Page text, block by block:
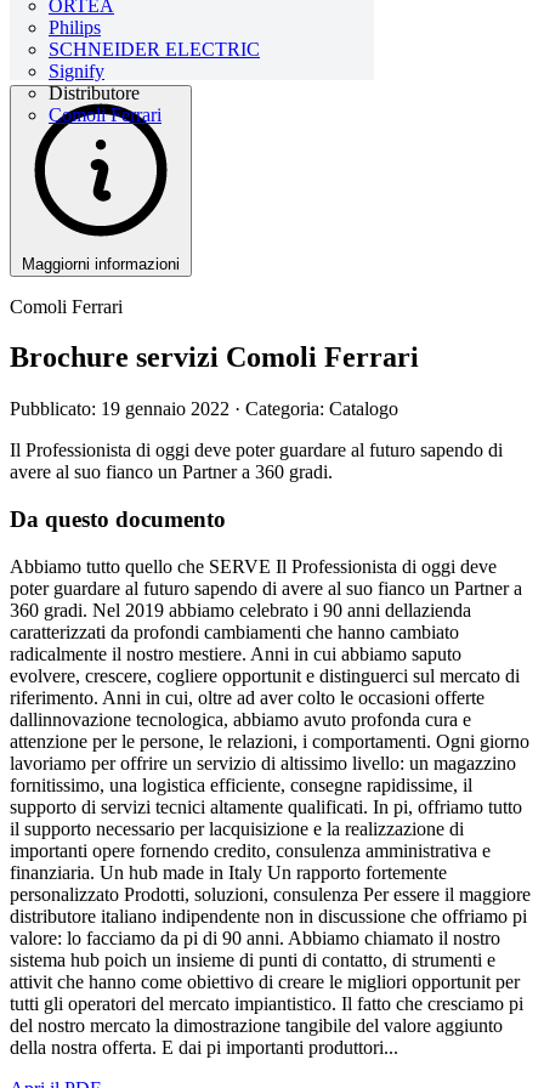
ORTEA
Philips
SCHNEIDER ELECTRIC
Signify
Distributore
Comoli Ferrari
Maggiorni informazioni
Comoli Ferrari
Brochure servizi Comoli Ferrari
Pubblicato: 19 gennaio 2022 · Categoria: Catalogo
Il Professionista di oggi deve poter guardare al futuro sapendo di
avere al suo fianco un Partner a 360 gradi.
Da questo documento
Abbiamo tutto quello che SERVE Il Professionista di oggi deve
poter guardare al futuro sapendo di avere al suo fianco un Partner a
360 gradi. Nel 2019 abbiamo celebrato i 90 anni dellazienda
caratterizzati da profondi cambiamenti che hanno cambiato
radicalmente il nostro mestiere. Anni in cui abbiamo saputo
evolvere, crescere, cogliere opportunit e distinguerci sul mercato di
riferimento. Anni in cui, oltre ad aver colto le occasioni offerte
dallinnovazione tecnologica, abbiamo avuto profonda cura e
attenzione per le persone, le relazioni, i comportamenti. Ogni giorno
lavoriamo per offrire un servizio di altissimo livello: un magazzino
fornitissimo, una logistica efficiente, consegne rapidissime, il
supporto di servizi tecnici altamente qualificati. In pi, offriamo tutto
il supporto necessario per lacquisizione e la realizzazione di
importanti opere fornendo credito, consulenza amministrativa e
finanziaria. Un hub made in Italy Un rapporto fortemente
personalizzato Prodotti, soluzioni, consulenza Per essere il maggiore
distributore italiano indipendente non in discussione che offriamo pi
valore: lo facciamo da pi di 90 anni. Abbiamo chiamato il nostro
sistema hub poich un insieme di punti di contatto, di strumenti e
attivit che hanno come obiettivo di creare le migliori opportunit per
tutti gli operatori del mercato impiantistico. Il fatto che cresciamo pi
del nostro mercato la dimostrazione tangibile del valore aggiunto
della nostra offerta. E dai pi importanti produttori...